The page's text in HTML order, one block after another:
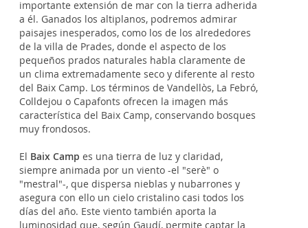
importante extensión de mar con la tierra adherida
a él. Ganados los altiplanos, podremos admirar
paisajes inesperados, como los de los alrededores
de la villa de Prades, donde el aspecto de los
pequeños prados naturales habla claramente de
un clima extremadamente seco y diferente al resto
del Baix Camp. Los términos de Vandellòs, La Febró,
Colldejou o Capafonts ofrecen la imagen más
característica del Baix Camp, conservando bosques
muy frondosos.
El Baix Camp es una tierra de luz y claridad,
siempre animada por un viento -el "serè" o
"mestral"-, que dispersa nieblas y nubarrones y
asegura con ello un cielo cristalino casi todos los
días del año. Este viento también aporta la
luminosidad que, según Gaudí, permite captar la